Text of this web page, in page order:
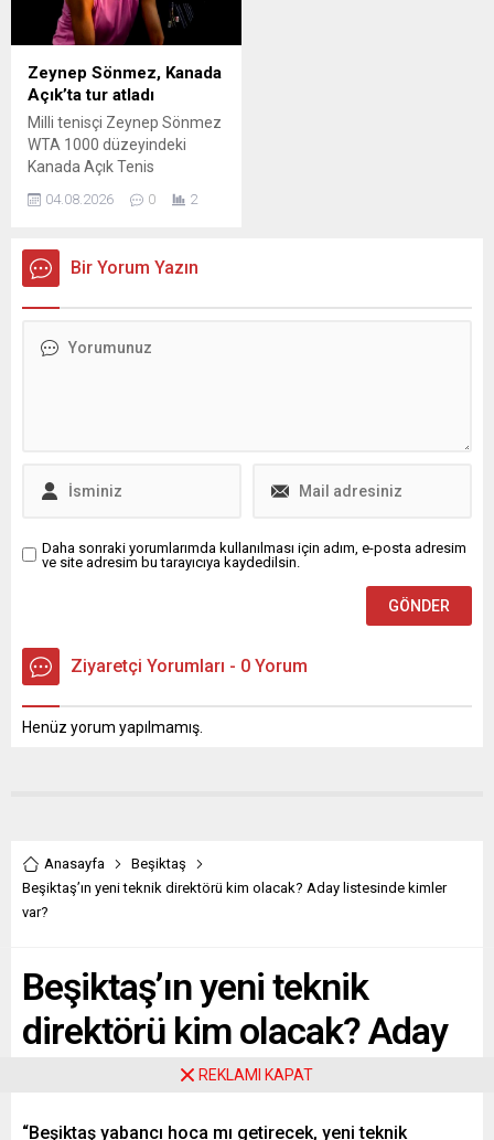
Zeynep Sönmez, Kanada
Açık’ta tur atladı
Milli tenisçi Zeynep Sönmez
WTA 1000 düzeyindeki
Kanada Açık Tenis
yükseldi
04.08.2026 0 2
Bir Yorum Yazın
Daha sonraki yorumlarımda kullanılması için adım, e-posta adresim
ve site adresim bu tarayıcıya kaydedilsin.
Ziyaretçi Yorumları - 0 Yorum
Henüz yorum yapılmamış.
Anasayfa
Beşiktaş
Beşiktaş’ın yeni teknik direktörü kim olacak? Aday listesinde kimler
var?
Beşiktaş’ın yeni teknik
direktörü kim olacak? Aday
listesinde kimler var?
“Beşiktaş yabancı hoca mı getirecek, yeni teknik
REKLAMI KAPAT